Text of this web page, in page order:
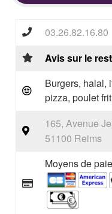
03.26.82.16.80
Avis sur le
Burgers, halal,
pizza, poulet
165, Avenue
51100 Reims
Moyens de